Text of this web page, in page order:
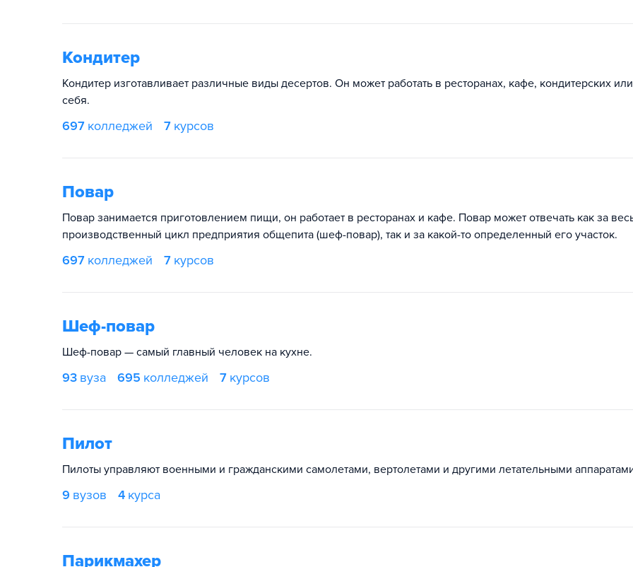
Кондитер
Кондитер изготавливает различные виды десертов. Он может работать в ресторанах, кафе, кондитерских
себя.
697 колледжей 7 курсов
Повар
Повар занимается приготовлением пищи, он работает в ресторанах и кафе. Повар может отвечать как за
производственный цикл предприятия общепита (шеф-повар), так и за какой-то определенный его участок.
697 колледжей 7 курсов
Шеф-повар
Шеф-повар — самый главный человек на кухне.
93 вуза 695 колледжей 7 курсов
Пилот
Пилоты управляют военными и гражданскими самолетами, вертолетами и другими летательными
9 вузов 4 курса
Парикмахер